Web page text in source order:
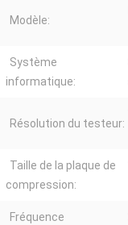
Modèle:
Système
informatique:
Résolution du testeur:
Taille de la plaque de
compression:
Fréquence